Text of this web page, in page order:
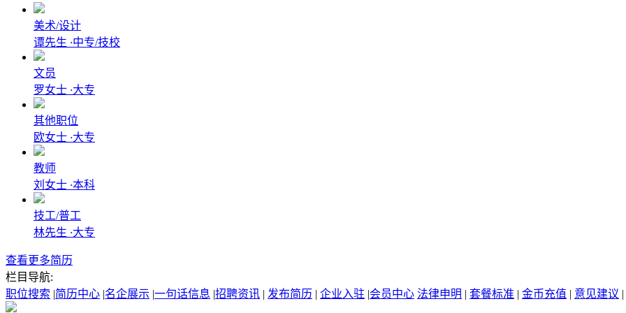
美术/设计
谭先生 ·中专/技校
文员
罗女士 ·大专
其他职位
欧女士 ·大专
教师
刘女士 ·本科
技工/普工
林先生 ·大专
查看更多简历
栏目导航:
职位搜索 |简历中心 |名企展示 |一句话信息 |招聘资讯 | 发布简历 | 企业入驻 |会员中心 法律申明 | 套餐标准 | 金币充值 | 意见建议 |